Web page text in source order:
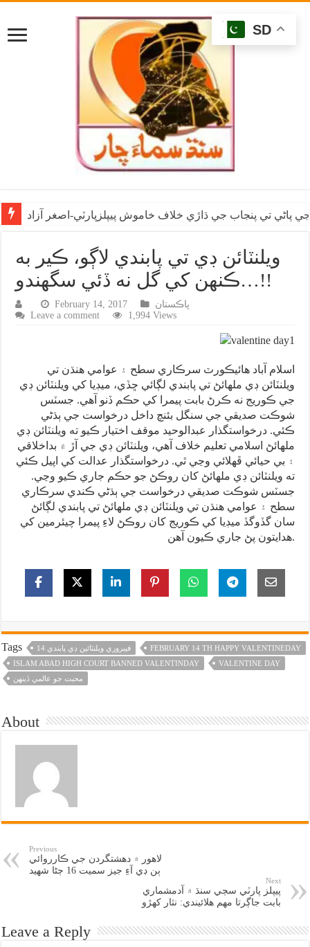
پاڻي تي پنجاب جي ڌاڙي خلاف خاموش پيپلزپارٽي-اصغر آزاد
ويلنٽائن ڊي تي پابندي لاڳو، ڪير به
ڪنهن کي گل نه ڏئي سگهندو…!!
February 14, 2017
پاڪستان
Leave a comment
1,994 Views
ويلنٽائن ڊي ملهائڻ تي پابندي لڳائي ڇڏي، ميڊيا کي ويلنٽائن ڊي
جي ڪوريج نه ڪرڻ بابت پيمرا کي حڪم ڏنو آهي. جسٽس
شوڪت صديقي جي سنگل بئنچ داخل درخواست جي ٻڌڻي
ڪئي. درخواستگذار عبدالوحيد موقف اختيار ڪيو ته ويلنٽائن ڊي
ملهائڻ اسلامي تعليم خلاف آهي، ويلنٽائن ڊي جي آڙ ۾ بداخلاقي
۽ بي حيائي ڦهلائي وڃي ٿي. درخواستگذار عدالت کي اپيل ڪئي
ته ويلنٽائن ڊي ملهائڻ کان روڪڻ جو حڪم جاري ڪيو وڃي.
جسٽس شوڪت صديقي درخواست جي ٻڌڻي ڪندي سرڪاري
سطح ۽ عوامي هنڌن تي ويلنٽائن ڊي ملهائڻ تي پابندي لڳائڻ
سان گڏوگڏ ميڊيا کي ڪوريج کان روڪڻ لاءِ پيمرا چيئرمين کي
هدايتون پڻ جاري ڪيون آهن.
Tags 14 فيبروري ويلنٽائين ڊي پابندي
FEBRUARY 14 TH HAPPY VALENTINEDAY
ISLAM ABAD HIGH COURT BANNED VALENTINDAY
VALENTINE DAY
محبت جو عالمي ڏينهن
About
Previous
لاهور ۾ دهشتگردن جي ڪارروائي
ٻن ڊي آءِ جيز سميت 16 ڄڻا شهيد
Next
پيپلز پارٽي سڄي سنڌ ۾ آدمشماري
بابت جاڳرتا مهم هلائيندي: نثار کهڙو
Leave a Reply
SD